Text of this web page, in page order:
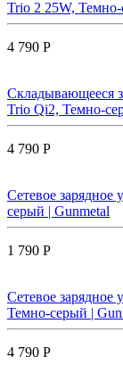
Trio 2 25W,
4 790 Р
Складывающееся
Trio Qi2, Темно-
4 790 Р
Сетевое зарядное
серый | Gunmetal
1 790 Р
Сетевое зарядное
Темно-серый |
4 790 Р